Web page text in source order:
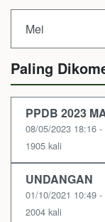
Mei
Paling
PPDB 2023
08/05/2023 18:16
1905 kali
UNDANGAN
01/10/2021 10:49
2004 kali